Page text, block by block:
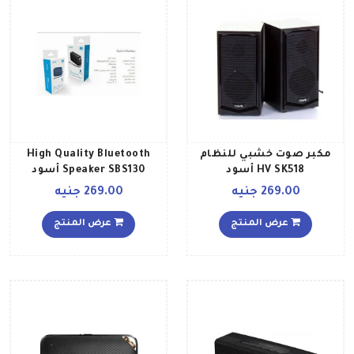
مكبر صوت خشبي للنظام
HV SK518 أسود
269.00 جنيه
عرض المنتج
High Quality Bluetooth
Speaker SBS130 أسود
269.00 جنيه
عرض المنتج